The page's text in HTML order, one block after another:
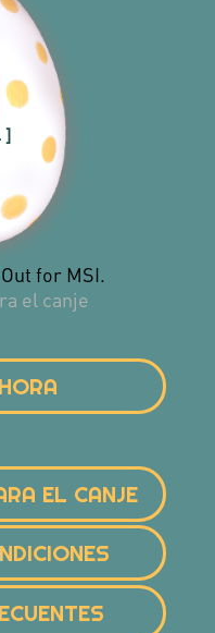
]
for MSI.
el canje
EL CANJE